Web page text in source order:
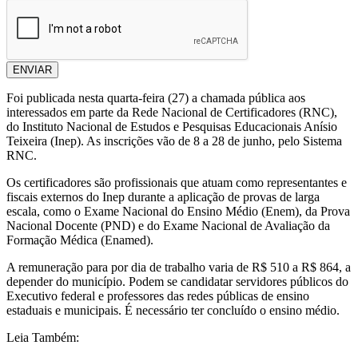
ENVIAR
Foi publicada nesta quarta-feira (27) a chamada pública aos
interessados em parte da Rede Nacional de Certificadores (RNC),
do Instituto Nacional de Estudos e Pesquisas Educacionais Anísio
Teixeira (Inep). As inscrições vão de 8 a 28 de junho, pelo Sistema
RNC.
Os certificadores são profissionais que atuam como representantes e
fiscais externos do Inep durante a aplicação de provas de larga
escala, como o Exame Nacional do Ensino Médio (Enem), da Prova
Nacional Docente (PND) e do Exame Nacional de Avaliação da
Formação Médica (Enamed).
A remuneração para por dia de trabalho varia de R$ 510 a R$ 864, a
depender do município. Podem se candidatar servidores públicos do
Executivo federal e professores das redes públicas de ensino
estaduais e municipais. É necessário ter concluído o ensino médio.
Leia Também: